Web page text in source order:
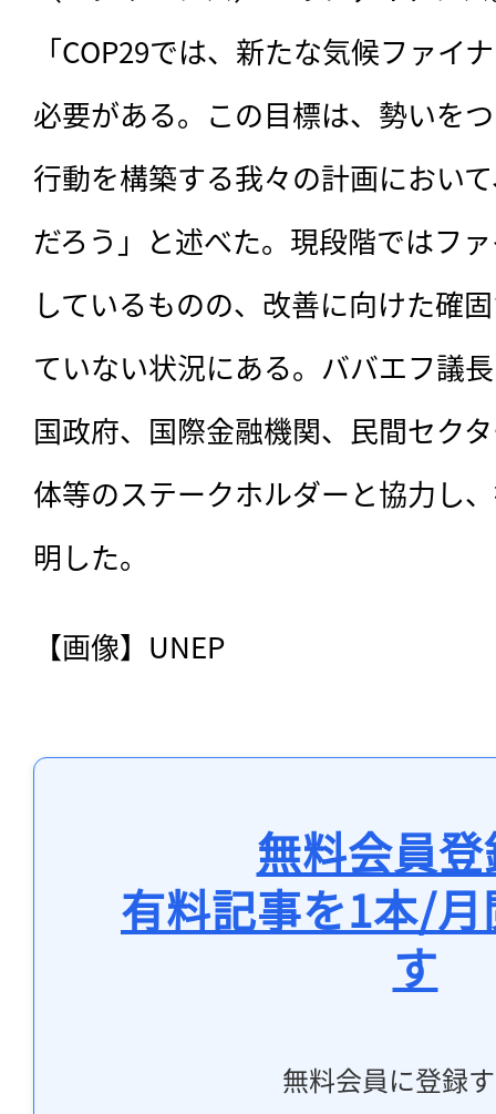
「COP29では、新たな気候ファイ
必要がある。この目標は、勢いを
行動を構築する我々の計画におい
だろう」と述べた。現段階ではフ
しているものの、改善に向けた確
ていない状況にある。ババエフ議
国政府、国際金融機関、民間セク
体等のステークホルダーと協力し
明した。
【画像】UNEP
無料会員
有料記事を1本/
す
無料会員に登録